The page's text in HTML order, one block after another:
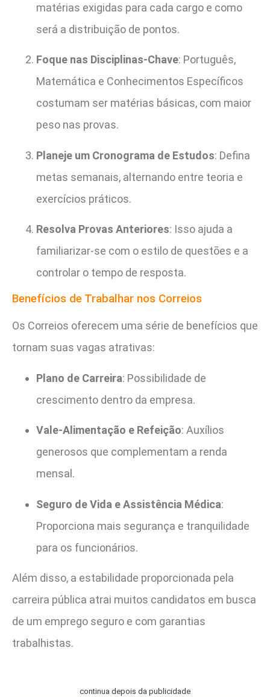
matérias exigidas para cada cargo e como
será a distribuição de pontos.
Foque nas Disciplinas-Chave: Português,
Matemática e Conhecimentos Específicos
costumam ser matérias básicas, com maior
peso nas provas.
Planeje um Cronograma de Estudos: Defina
metas semanais, alternando entre teoria e
exercícios práticos.
Resolva Provas Anteriores: Isso ajuda a
familiarizar-se com o estilo de questões e a
controlar o tempo de resposta.
Benefícios de Trabalhar nos Correios
Os Correios oferecem uma série de benefícios que
tornam suas vagas atrativas:
Plano de Carreira: Possibilidade de
crescimento dentro da empresa.
Vale-Alimentação e Refeição: Auxílios
generosos que complementam a renda
mensal.
Seguro de Vida e Assistência Médica:
Proporciona mais segurança e tranquilidade
para os funcionários.
Além disso, a estabilidade proporcionada pela
carreira pública atrai muitos candidatos em busca
de um emprego seguro e com garantias
trabalhistas.
continua depois da publicidade